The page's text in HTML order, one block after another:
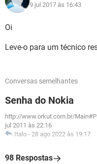
9 jul 2017 às 16:43
Oi
Leve-o para um técnico
Conversas semelhantes
Senha do Nokia
http://www.orkut.com.br/
jul 2011 às 22:16
Italo - 28 ago 2022 às 19:17
98 Respostas